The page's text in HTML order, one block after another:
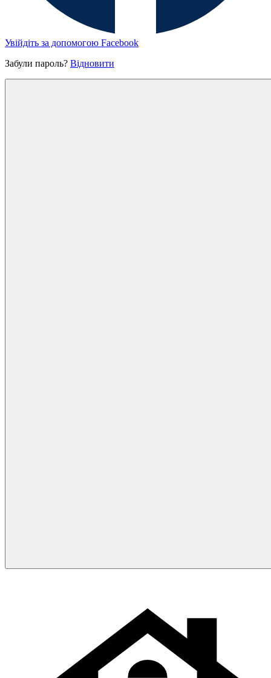
Увійдіть за допомогою Facebook
Забули пароль? Відновити